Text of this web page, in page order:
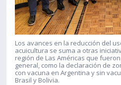
Los avances en la reducción del
acuicultura se suma a otras
región de Las Américas que
general, como la declaración de
con vacuna en Argentina y sin
Brasil y Bolivia.